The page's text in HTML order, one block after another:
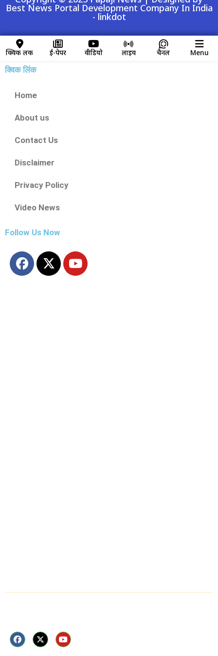
Best News Portal Development Company In India
- linkdot
क्विक लिंक ई-पेपर वीडियो लाइव चैनल Menu
क्विक लिंक
Home
About us
Contact Us
Disclaimer
Privacy Policy
Video News
Follow Us Now